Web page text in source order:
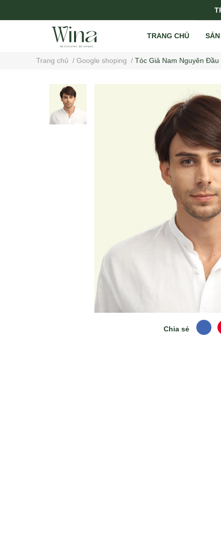
TRANG CHỦ
Trang chủ / Google shoping / Tóc Giả Nam Nguyên
Chia sẻ